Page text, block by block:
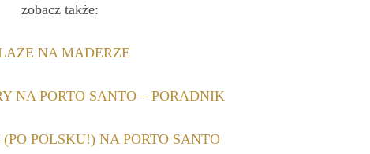
zobacz także:
NA MADERZE
NA PORTO SANTO – PORADNIK
POLSKU!) NA PORTO SANTO